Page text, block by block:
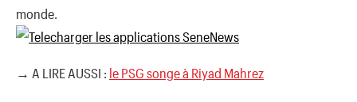
monde.
→ A LIRE AUSSI : le PSG songe à Riyad Mahrez